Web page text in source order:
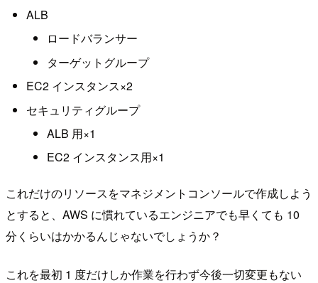
ALB
ロードバランサー
ターゲットグループ
EC2 インスタンス×2
セキュリティグループ
ALB 用×1
EC2 インスタンス用×1
これだけのリソースをマネジメントコンソールで作成しよう
とすると、AWS に慣れているエンジニアでも早くても 10
分くらいはかかるんじゃないでしょうか？
これを最初 1 度だけしか作業を行わず今後一切変更もない